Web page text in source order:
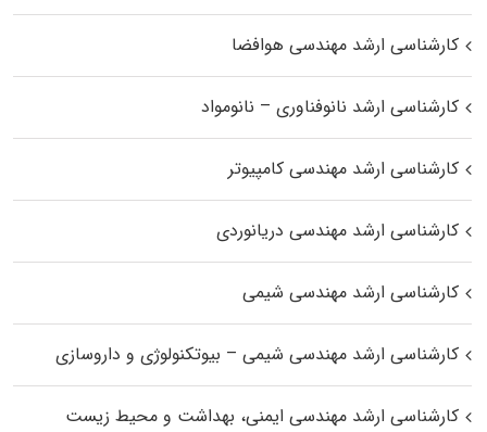
کارشناسی ارشد مهندسی هوافضا
کارشناسی ارشد نانوفناوری – نانومواد
کارشناسی ارشد مهندسی کامپیوتر
کارشناسی ارشد مهندسی دریانوردی
کارشناسی ارشد مهندسی شیمی
کارشناسی ارشد مهندسی شیمی – بیوتکنولوژی و داروسازی
کارشناسی ارشد مهندسی ایمنی، بهداشت و محیط زیست